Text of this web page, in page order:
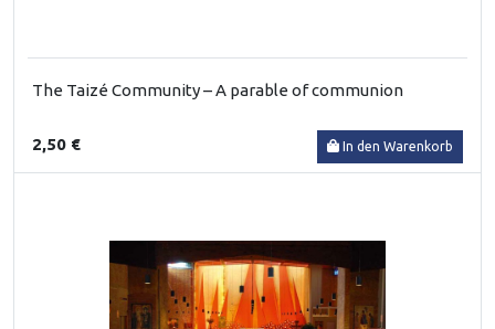
The Taizé Community – A parable of communion
2,50 € In den Warenkorb